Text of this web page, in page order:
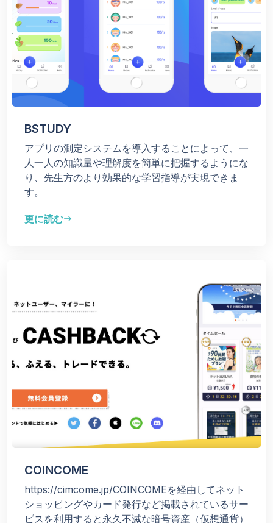
BSTUDY
アプリの測定システムを導入することによって、一
人一人の知識量や理解度を簡単に把握するようにな
り、先生方のより効果的な学習指導が実現できま
す。
更に読むeast
COINCOME
https://cimcome.jp/COINCOMEを経由してネット
ショッピングやカード発行など掲載されているサー
ビスを利用すると永久不滅な暗号資産（仮想通貨）